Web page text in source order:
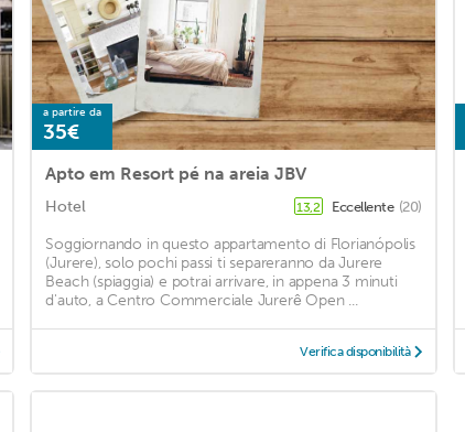
a partire da
35€
Apto em Resort pé na areia JBV
Hotel 13,2 Eccellente (20)
Soggiornando in questo appartamento di Florianópolis
(Jurere), solo pochi passi ti separeranno da Jurere
Beach (spiaggia) e potrai arrivare, in appena 3 minuti
d'auto, a Centro Commerciale Jurerê Open ...
Verifica disponibilità